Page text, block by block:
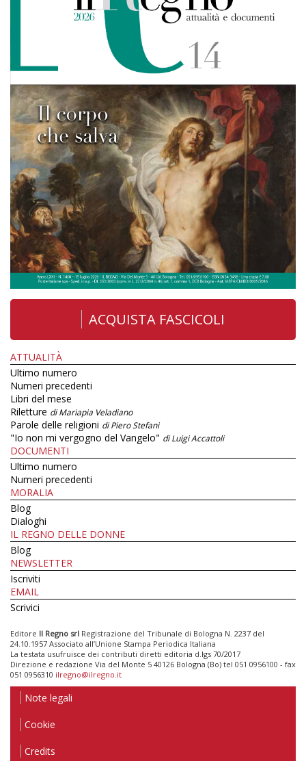
ACQUISTA FASCICOLI
ATTUALITÀ
Ultimo numero
Numeri precedenti
Libri del mese
Riletture di Mariapia Veladiano
Parole delle religioni di Piero Stefani
"Io non mi vergogno del Vangelo" di Luigi Accattoli
DOCUMENTI
Ultimo numero
Numeri precedenti
MORALIA
Blog
Dialoghi
IL REGNO DELLE DONNE
Blog
NEWSLETTER
Iscriviti
EMAIL
Scrivici
Editore Il Regno srl Registrazione del Tribunale di Bologna N. 2237 del
24.10.1957 Associato all’Unione Stampa Periodica Italiana
La testata usufruisce dei contributi diretti editoria d.lgs 70/2017
Direzione e redazione Via del Monte 5 40126 Bologna (Bo) tel 051 0956100 - fax
051 0956310 ilregno@ilregno.it
Note legali
Cookie
Credits